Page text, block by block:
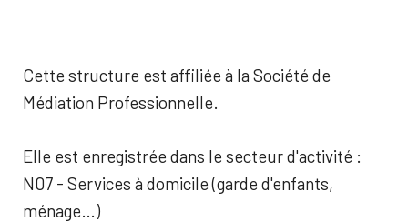
Cette structure est affiliée à la Société de
Médiation Professionnelle.
Elle est enregistrée dans le secteur d'activité :
N07 - Services à domicile (garde d'enfants,
ménage…)